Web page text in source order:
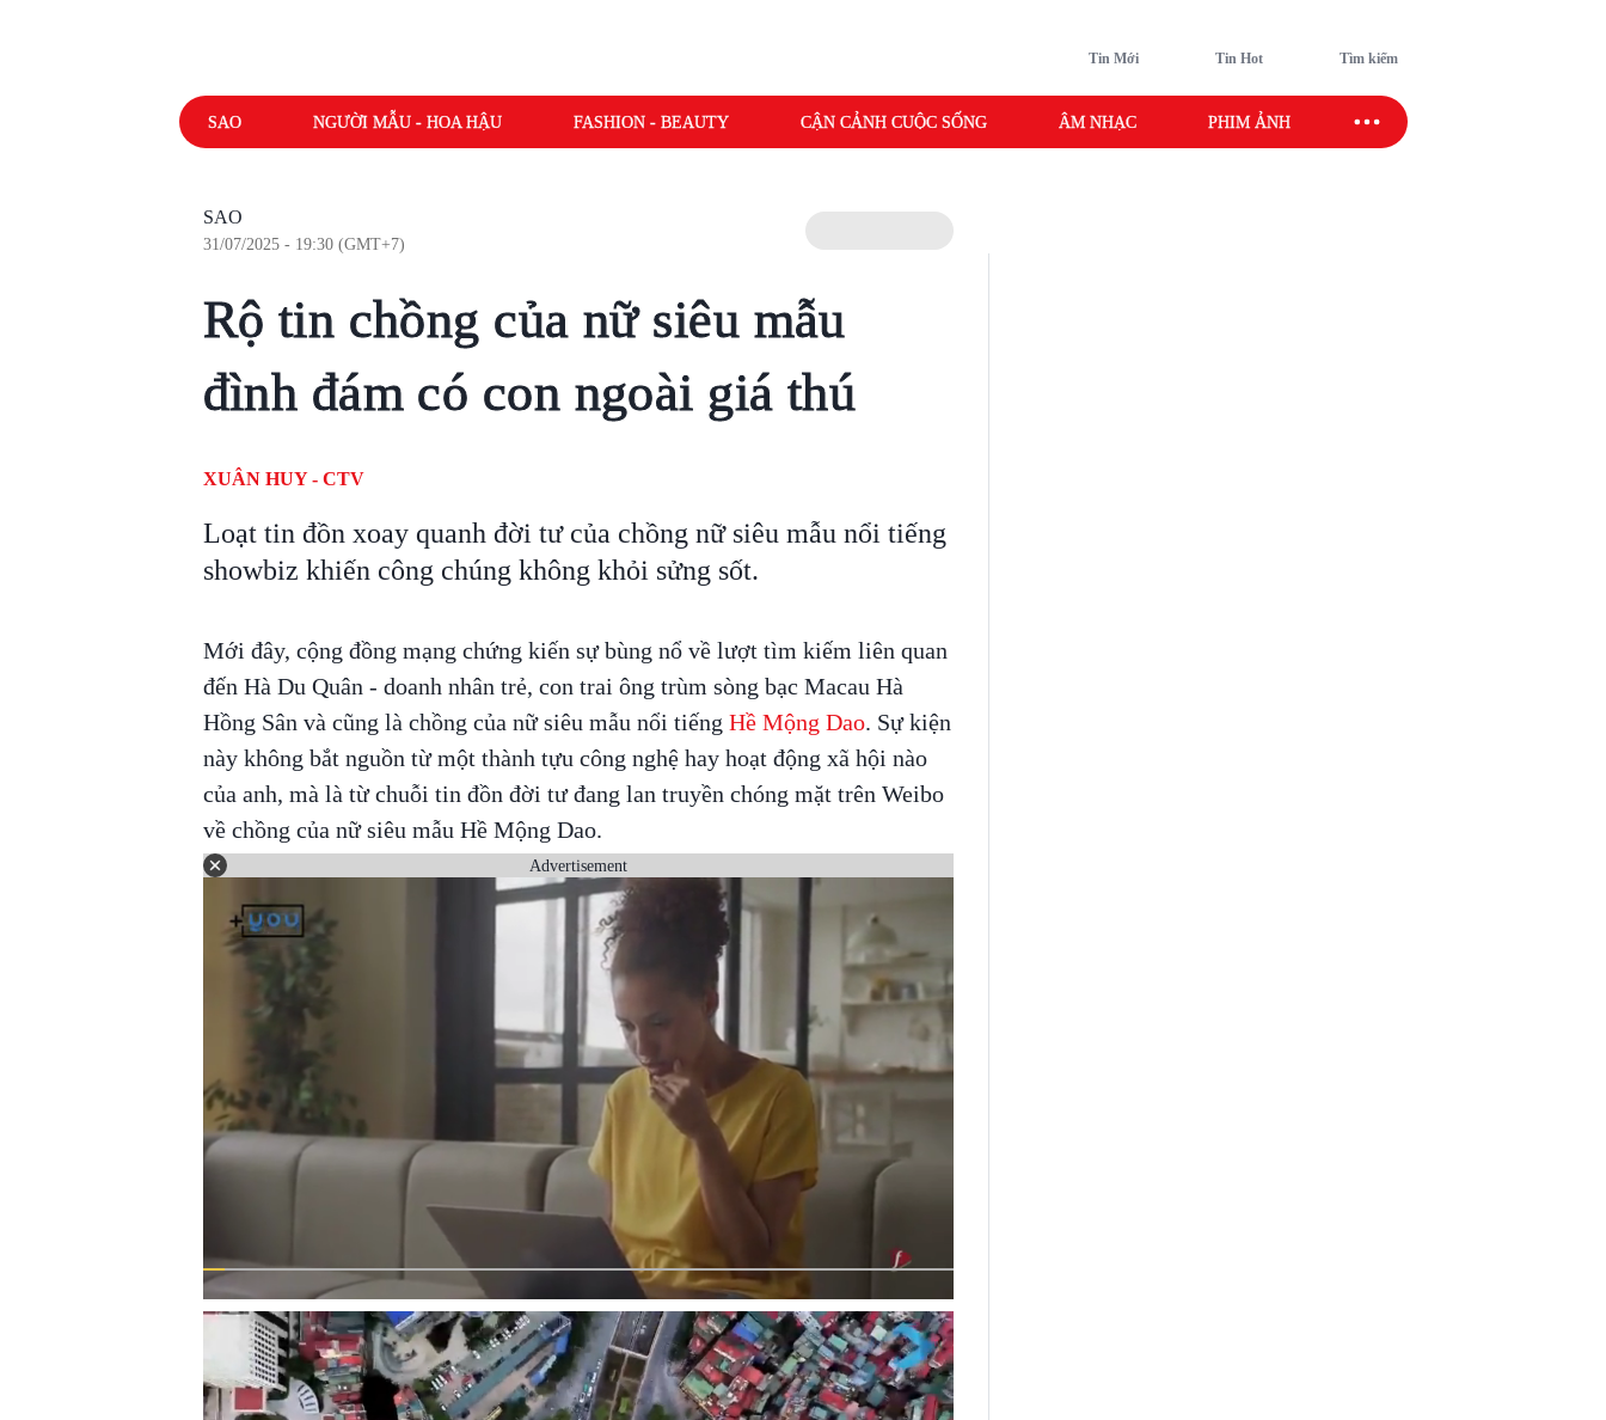
Tin Mới Tin Hot Tìm kiếm
SAO NGƯỜI MẪU - HOA HẬU FASHION - BEAUTY CẬN CẢNH CUỘC SỐNG ÂM NHẠC PHIM ẢNH SAO SPORT
SAO
31/07/2025 - 19:30 (GMT+7)
Rộ tin chồng của nữ siêu mẫu
đình đám có con ngoài giá thú
XUÂN HUY - CTV
Loạt tin đồn xoay quanh đời tư của chồng nữ siêu mẫu nổi tiếng
showbiz khiến công chúng không khỏi sửng sốt.
Mới đây, cộng đồng mạng chứng kiến sự bùng nổ về lượt tìm kiếm liên quan
đến Hà Du Quân - doanh nhân trẻ, con trai ông trùm sòng bạc Macau Hà
Hồng Sân và cũng là chồng của nữ siêu mẫu nổi tiếng Hề Mộng Dao. Sự kiện
này không bắt nguồn từ một thành tựu công nghệ hay hoạt động xã hội nào
của anh, mà là từ chuỗi tin đồn đời tư đang lan truyền chóng mặt trên Weibo
về chồng của nữ siêu mẫu Hề Mộng Dao.
Advertisement